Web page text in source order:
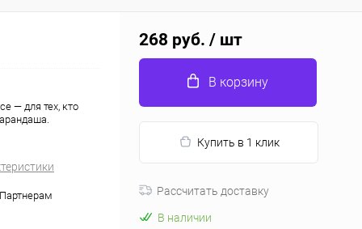
— для тех, кто
268 руб. / шт
В корзину
Купить в 1 клик
Рассчитать доставку
В наличии